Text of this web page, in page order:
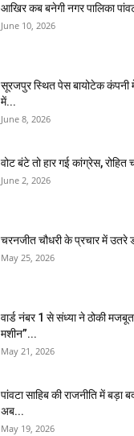
आखिर कब बनेगी नगर पालिका
June 10, 2026
सूरजपुर स्थित पेस बायोटेक कंपनी
में...
June 8, 2026
वोट बंटे तो हार गई कांग्रेस, रोहित
June 2, 2026
चरनजीत चौधरी के प्रचार में उतरे
May 25, 2026
वार्ड नंबर 1 से संध्या ने ठोकी मजबूत
मशीन”...
May 21, 2026
पांवटा साहिब की राजनीति में बड़ा
अब...
May 19, 2026